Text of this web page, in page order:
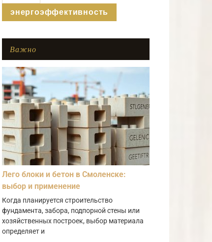
энергоэффективность
Важно
Лего блоки и бетон в Смоленске:
выбор и применение
Когда планируется строительство
фундамента, забора, подпорной стены или
хозяйственных построек, выбор материала
определяет и